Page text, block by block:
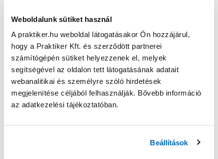
Weboldalunk sütiket használ
A praktiker.hu weboldal látogatásakor Ön hozzájárul,
hogy a Praktiker Kft. és szerződött partnerei
számítógépén sütiket helyezzenek el, melyek
segítségével az oldalon tett látogatásának adatait
webanalitikai és személyre szóló hirdetések
megjelenítése céljából felhasználják. Bővebb információ
az adatkezelési tájékoztatóban.
Beállítások
Oldal újratöltése